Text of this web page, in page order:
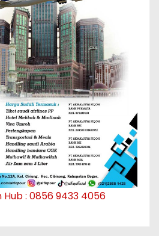
: 0856 9433 4056